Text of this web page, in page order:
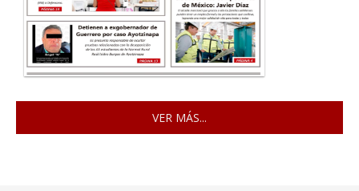
VER MÁS...